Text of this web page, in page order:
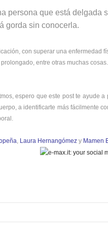
persona que está delgada
gorda sin conocerla.
con superar una enfermedad
entre otras muchas
espero que este post te ayude a
a identificarte más fácilmente
, Laura Hernangómez y Mamen